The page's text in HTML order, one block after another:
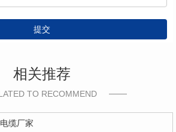
提交
相关推荐
TO RECOMMEND
缆厂家